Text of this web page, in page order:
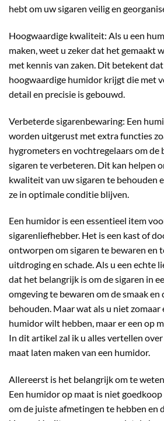
hebt om uw sigaren veilig en
Hoogwaardige kwaliteit: Als u een
maken, weet u zeker dat het gemaakt
met kennis van zaken. Dit betekent
hoogwaardige humidor krijgt die met
detail en precisie is gebouwd.
Verbeterde sigarenbewaring: Een
worden uitgerust met extra functies
hygrometers en vochtregelaars om de
sigaren te verbeteren. Dit kan helpen
kwaliteit van uw sigaren te behouden
ze in optimale conditie blijven.
Een humidor is een essentieel item
sigarenliefhebber. Het is een kast of
ontworpen om sigaren te bewaren en
uitdroging en schade. Als u een echte
dat het belangrijk is om de sigaren in
omgeving te bewaren om de smaak
behouden. Maar wat als u niet zomaar
humidor wilt hebben, maar er een op
In dit artikel zal ik u alles vertellen
maat laten maken van een humidor.
Allereerst is het belangrijk om te
Een humidor op maat is niet
om de juiste afmetingen te hebben en